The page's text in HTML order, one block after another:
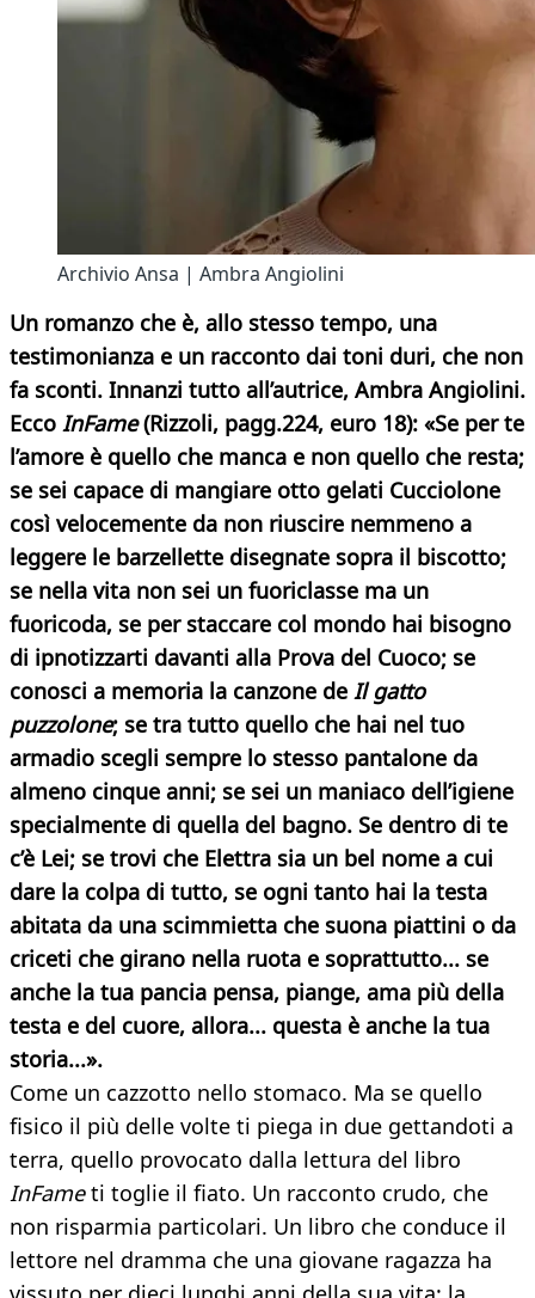
Archivio Ansa | Ambra Angiolini
Un romanzo che è, allo stesso tempo, una
testimonianza e un racconto dai toni duri, che non
fa sconti. Innanzi tutto all’autrice, Ambra Angiolini.
Ecco InFame(Rizzoli, pagg.224, euro 18): «Se per te
l’amore è quello che manca e non quello che resta;
se sei capace di mangiare otto gelati Cucciolone
così velocemente da non riuscire nemmeno a
leggere le barzellette disegnate sopra il biscotto;
se nella vita non sei un fuoriclasse ma un
fuoricoda, se per staccare col mondo hai bisogno
di ipnotizzarti davanti alla Prova del Cuoco; se
conosci a memoria la canzone de Il gatto
puzzolone; se tra tutto quello che hai nel tuo
armadio scegli sempre lo stesso pantalone da
almeno cinque anni; se sei un maniaco dell’igiene
specialmente di quella del bagno. Se dentro di te
c’è Lei; se trovi che Elettra sia un bel nome a cui
dare la colpa di tutto, se ogni tanto hai la testa
abitata da una scimmietta che suona piattini o da
criceti che girano nella ruota e soprattutto... se
anche la tua pancia pensa, piange, ama più della
testa e del cuore, allora... questa è anche la tua
storia...».
Come un cazzotto nello stomaco. Ma se quello
fisico il più delle volte ti piega in due gettandoti a
terra, quello provocato dalla lettura del libro
InFameti toglie il fiato. Un racconto crudo, che
non risparmia particolari. Un libro che conduce il
lettore nel dramma che una giovane ragazza ha